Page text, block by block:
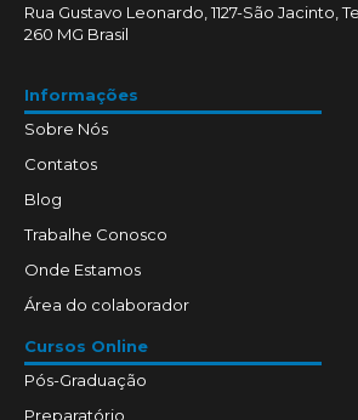
Rua Gustavo Leonardo, 1127-São Jacinto,
260 MG Brasil
Informações
Sobre Nós
Contatos
Blog
Trabalhe Conosco
Onde Estamos
Área do colaborador
Cursos Online
Pós-Graduação
Preparatório